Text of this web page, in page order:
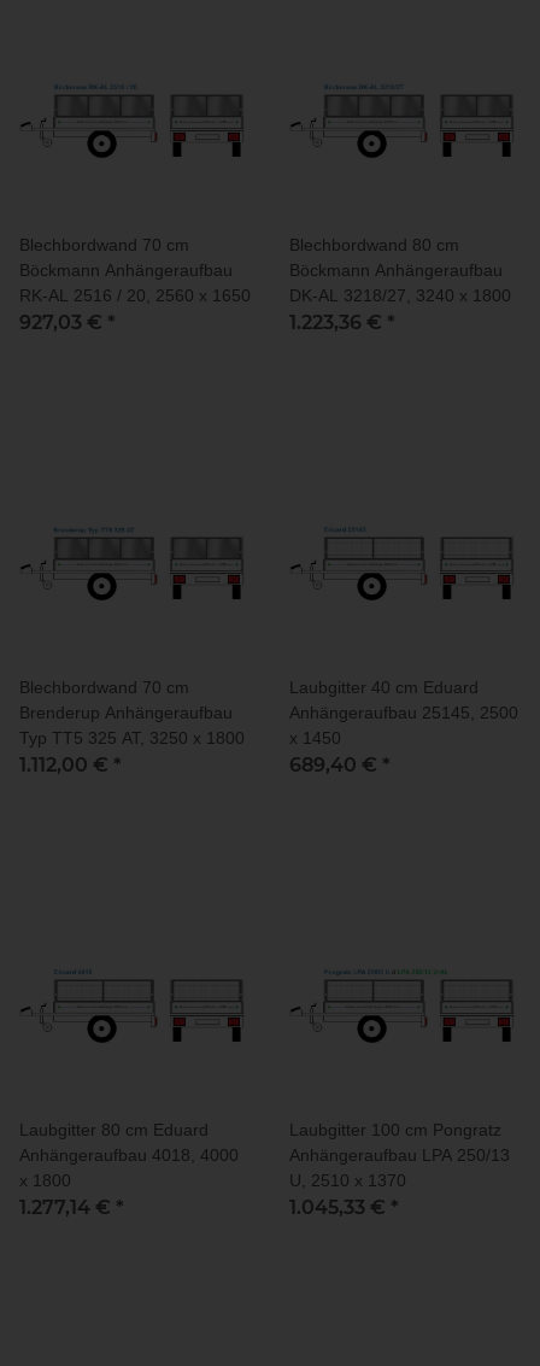
Blechbordwand 70 cm
Böckmann Anhängeraufbau
RK-AL 2516 / 20, 2560 x 1650
927,03 € *
Blechbordwand 80 cm
Böckmann Anhängeraufbau
DK-AL 3218/27, 3240 x 1800
1.223,36 € *
Blechbordwand 70 cm
Brenderup Anhängeraufbau
Typ TT5 325 AT, 3250 x 1800
1.112,00 € *
Laubgitter 40 cm Eduard
Anhängeraufbau 25145, 2500
x 1450
689,40 € *
Laubgitter 80 cm Eduard
Anhängeraufbau 4018, 4000
x 1800
1.277,14 € *
Laubgitter 100 cm Pongratz
Anhängeraufbau LPA 250/13
U, 2510 x 1370
1.045,33 € *